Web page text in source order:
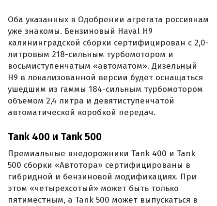
Оба указанных в Одобрении агрегата россиянам
уже знакомы. Бензиновый Haval H9
калининградской сборки сертифицирован с 2,0-
литровым 218-сильным турбомотором и
восьмиступенчатым «автоматом». Дизельный
H9 в локализованной версии будет оснащаться
ушедшим из гаммы 184-сильным турбомотором
объемом 2,4 литра и девятиступенчатой
автоматической коробкой передач.
Tank 400 и Tank 500
Премиальные внедорожники Tank 400 и Tank
500 сборки «Автотора» сертифицированы в
гибридной и бензиновой модификациях. При
этом «четырехсотый» может быть только
пятиместным, а Tank 500 может выпускаться в